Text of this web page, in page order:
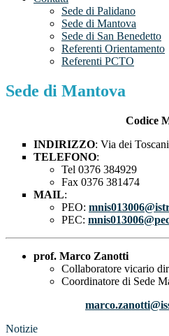
Sede di Palidano
Sede di Mantova
Sede di San Benedetto
Referenti Orientamento
Referenti PCTO
Sede di Mantova
Codice
INDIRIZZO: Via dei
TELEFONO:
Tel 0376 384929
Fax 0376 381474
MAIL:
PEO:
PEC:
prof. Marco Zanotti
Collaboratore vicario
Coordinatore di Sede
Notizie